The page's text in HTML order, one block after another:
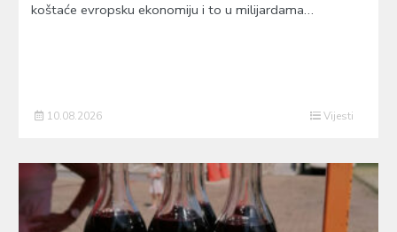
koštaće evropsku ekonomiju i to u milijardama…
10.08.2026 Vijesti